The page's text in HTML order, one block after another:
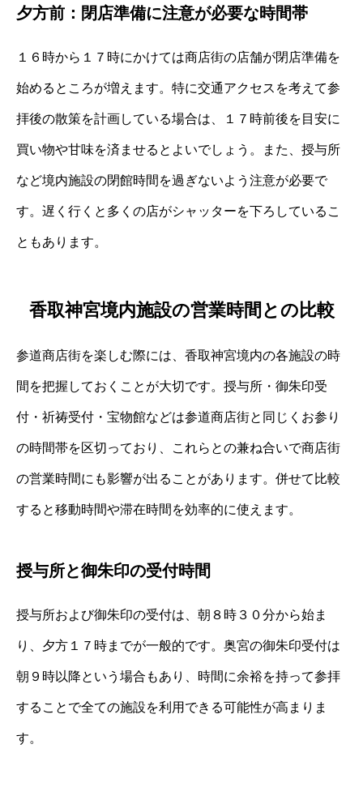
夕方前：閉店準備に注意が必要な時間帯
１６時から１７時にかけては商店街の店舗が閉店準備を
始めるところが増えます。特に交通アクセスを考えて参
拝後の散策を計画している場合は、１７時前後を目安に
買い物や甘味を済ませるとよいでしょう。また、授与所
など境内施設の閉館時間を過ぎないよう注意が必要で
す。遅く行くと多くの店がシャッターを下ろしているこ
ともあります。
香取神宮境内施設の営業時間との比較
参道商店街を楽しむ際には、香取神宮境内の各施設の時
間を把握しておくことが大切です。授与所・御朱印受
付・祈祷受付・宝物館などは参道商店街と同じくお参り
の時間帯を区切っており、これらとの兼ね合いで商店街
の営業時間にも影響が出ることがあります。併せて比較
すると移動時間や滞在時間を効率的に使えます。
授与所と御朱印の受付時間
授与所および御朱印の受付は、朝８時３０分から始ま
り、夕方１７時までが一般的です。奥宮の御朱印受付は
朝９時以降という場合もあり、時間に余裕を持って参拝
することで全ての施設を利用できる可能性が高まりま
す。